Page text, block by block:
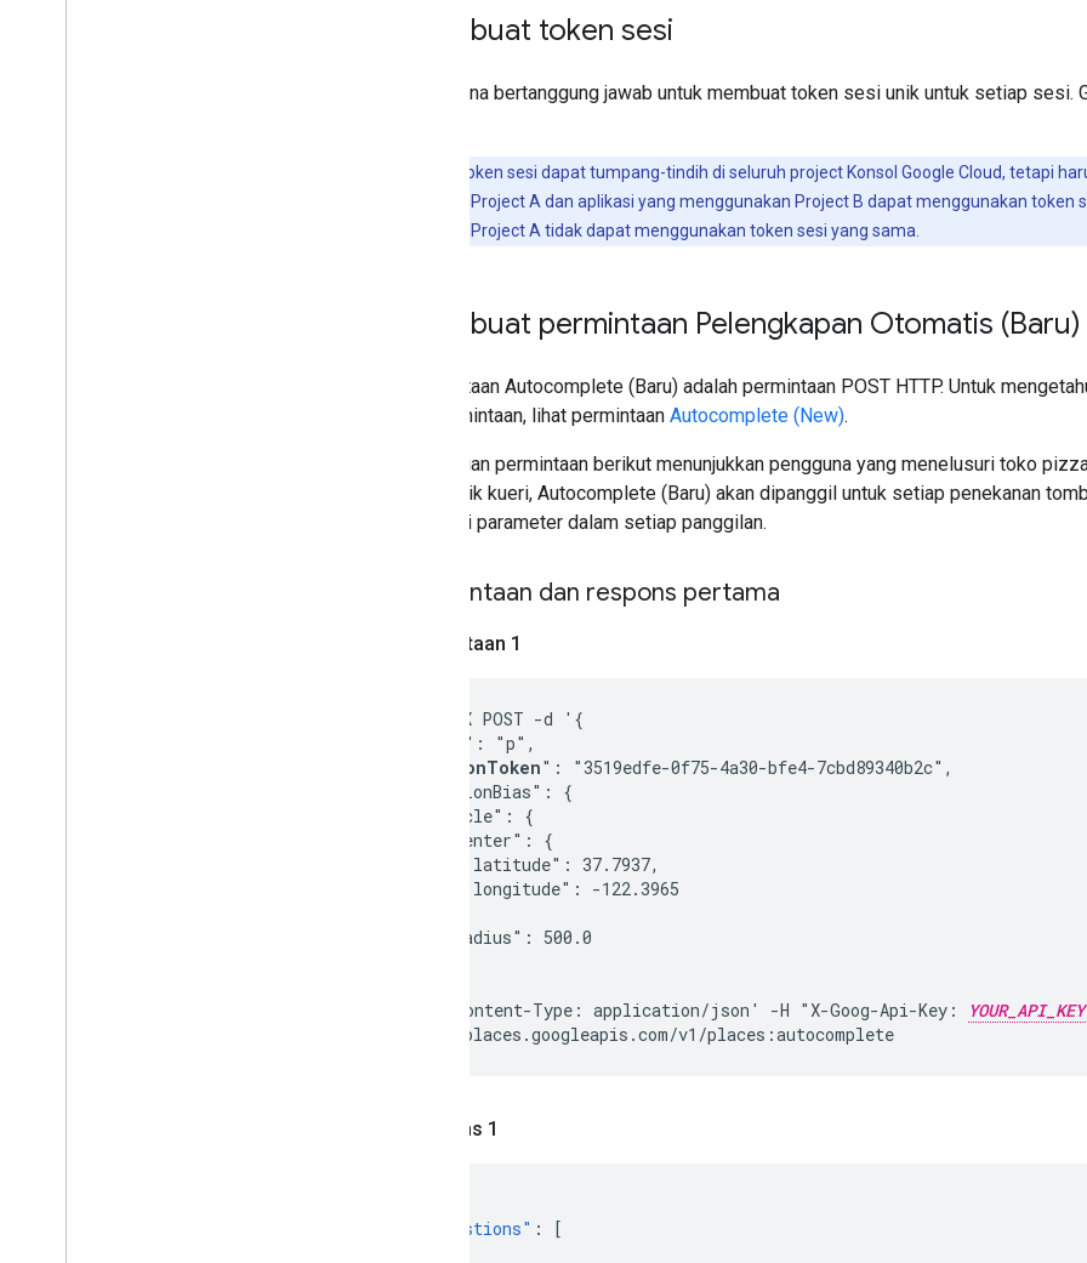
Membuat token sesi
Pengguna bertanggung jawab untuk membuat token sesi unik untuk setiap
Token sesi dapat tumpang-tindih di seluruh project Konsol Google Cloud, tetapi
menggunakan Project A dan aplikasi yang menggunakan Project B dapat menggunakan token
menggunakan Project A tidak dapat menggunakan token sesi yang sama.
Membuat permintaan Pelengkapan Otomatis (Baru)
Permintaan Autocomplete (Baru) adalah permintaan POST HTTP. Untuk
isi permintaan, lihat permintaan Autocomplete (New).
Rangkaian permintaan berikut menunjukkan pengguna yang menelusuri toko
mengetik kueri, Autocomplete (Baru) akan dipanggil untuk setiap penekanan
sebagai parameter dalam setiap panggilan.
Permintaan dan respons pertama
Permintaan 1
curl -X POST -d '{
  "input": "p",
sessionToken": "3519edfe-0f75-4a30-bfe4-7cbd89340b2c",
  "locationBias": {
    "circle": {
      "center": {
        "latitude": 37.7937,
        "longitude": -122.3965
      "radius": 500.0
}' -H 'Content-Type: application/json' -H "X-Goog-Api-Key:
YOUR_API_KEY
Respons 1
"suggestions" :
[